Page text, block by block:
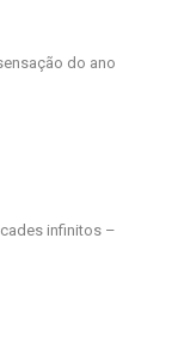
do ano
infinitos –